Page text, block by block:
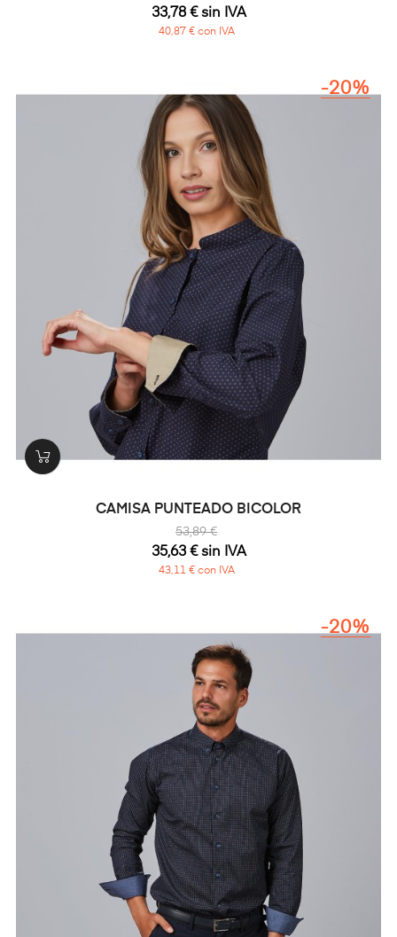
33,78 € sin IVA
40,87 € con IVA
CAMISA PUNTEADO BICOLOR
53,89 €
-20%
35,63 € sin IVA
43,11 € con IVA
-20%